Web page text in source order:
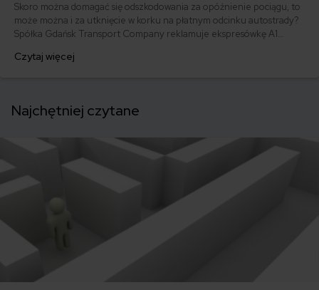
Skoro można domagać się odszkodowania za opóźnienie pociągu, to
może można i za utknięcie w korku na płatnym odcinku autostrady?
Spółka Gdańsk Transport Company reklamuje ekspresówkę A1
rzeczywistości tegoroczna podróż nad morze - przynajmniej do
Czytaj więcej
Najchętniej czytane